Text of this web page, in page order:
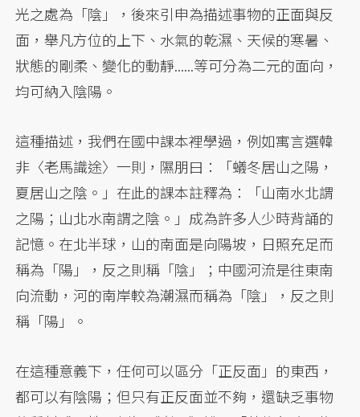
光之處為「陰」，後來引申為描述事物的正面與反
面，舉凡方位的上下、水氣的乾濕、天候的寒暑、
狀態的剛柔、變化的動靜......等可分為二元的面向，
均可納入陰陽。
這種描述，我們在國中課本裡學過，例如寓言選韓
非〈老馬識途〉一則，隰朋曰：「蟻冬居山之陽，
夏居山之陰。」在此的課本註釋為：「山南水北謂
之陽；山北水南謂之陰。」成為許多人少時背誦的
記憶。在北半球，山的南面是向陽坡，日照充足而
稱為「陽」，反之則稱「陰」；中國河流是往東南
向流動，河的南岸較為潮濕而稱為「陰」，反之則
稱「陽」。
在這種意義下，任何可以區分「正反面」的東西，
都可以有陰陽；但只有正反面並不夠，還缺乏事物